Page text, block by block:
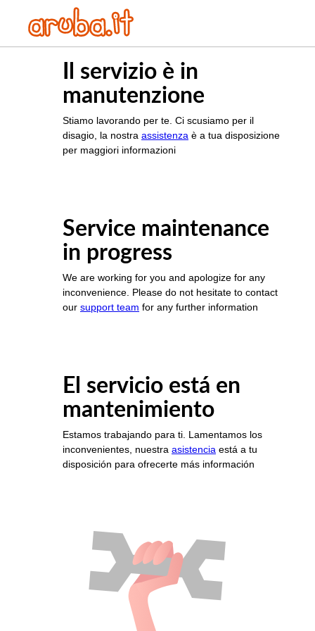
Il servizio è in
manutenzione
Stiamo lavorando per te. Ci scusiamo per il
disagio, la nostra assistenza è a tua disposizione
per maggiori informazioni
Service maintenance
in progress
We are working for you and apologize for any
inconvenience. Please do not hesitate to contact
our support team for any further information
El servicio está en
mantenimiento
Estamos trabajando para ti. Lamentamos los
inconvenientes, nuestra asistencia está a tu
disposición para ofrecerte más información